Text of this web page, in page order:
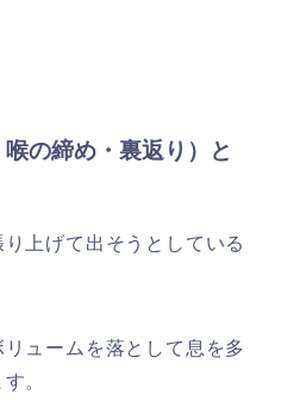
の締め・裏返り）と
上げて出そうとしている
ュームを落として息を多
。